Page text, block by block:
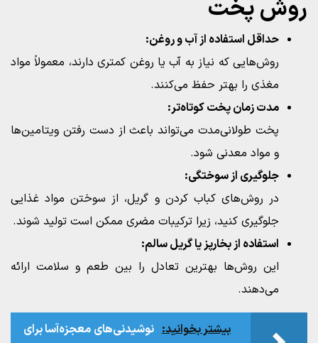
روش پخت
حداقل استفاده از آب و روغن:
روش‌هایی که نیاز به آب یا روغن کمتری دارند، معمولاً مواد
مغذی را بهتر حفظ می‌کنند.
مدت زمان پخت کوتاه‌تر:
پخت طولانی‌مدت می‌تواند باعث از دست رفتن ویتامین‌ها
و مواد معدنی شود.
جلوگیری از سوختگی:
در روش‌های کباب کردن و گریل، از سوختن مواد غذایی
جلوگیری کنید، زیرا ترکیبات مضری ممکن است تولید شوند.
استفاده از بخارپز یا گریل سالم:
این روش‌ها بهترین تعادل را بین طعم و سلامت ارائه
می‌دهند.
بیشتر بخوانید: نوشیدنی‌های معجزه‌آسا برای